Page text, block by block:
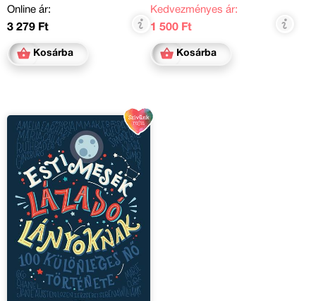
Online ár:
3 279 Ft
Kosárba
Kedvezményes ár:
1 500 Ft
Kosárba